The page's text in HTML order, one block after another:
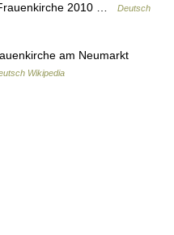
2010 …
Deutsch
am Neumarkt
Wikipedia